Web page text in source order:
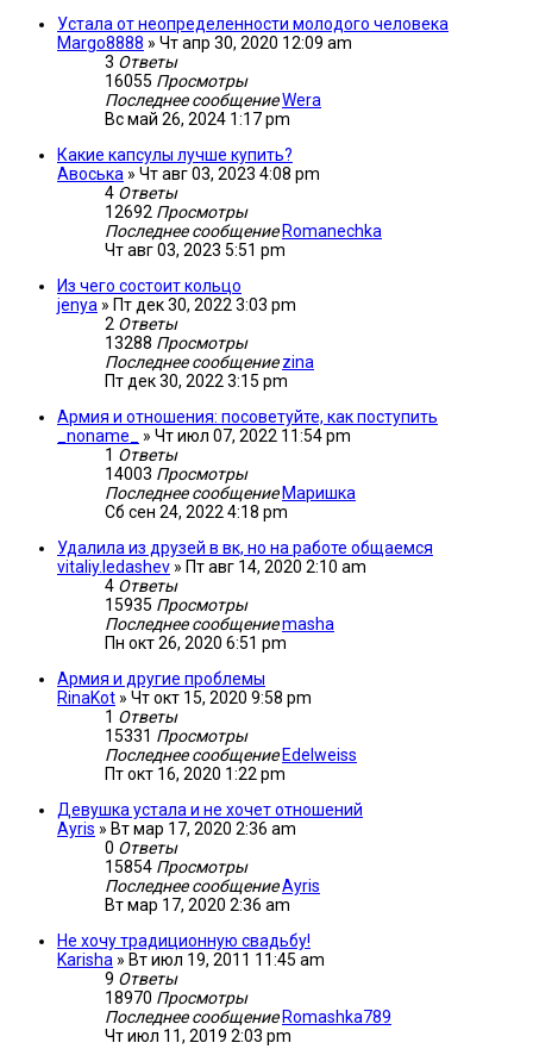
Устала от неопределенности молодого человека
Margo8888 » Чт апр 30, 2020 12:09 am
3 Ответы
16055 Просмотры
Последнее сообщениеWera
Вс май 26, 2024 1:17 pm
Какие капсулы лучше купить?
Авоська » Чт авг 03, 2023 4:08 pm
4 Ответы
12692 Просмотры
Последнее сообщение Romanechka
Чт авг 03, 2023 5:51 pm
Из чего состоит кольцо
jenya » Пт дек 30, 2022 3:03 pm
2 Ответы
13288 Просмотры
Последнее сообщениеzina
Пт дек 30, 2022 3:15 pm
Армия и отношения: посоветуйте, как поступить
_noname_
» Чт июл 07, 2022 11:54 pm
1 Ответы
14003 Просмотры
Последнее сообщение Маришка
Сб сен 24, 2022 4:18 pm
Удалила из друзей в вк, но на работе общаемся
vitaliy.ledashev » Пт авг 14, 2020 2:10 am
4 Ответы
15935 Просмотры
Последнее сообщениеmasha
Пн окт 26, 2020 6:51 pm
Армия и другие проблемы
RinaKot » Чт окт 15, 2020 9:58 pm
1 Ответы
15331 Просмотры
Последнее сообщение Edelweiss
Пт окт 16, 2020 1:22 pm
Девушка устала и не хочет отношений
Ayris » Вт мар 17, 2020 2:36 am
0 Ответы
15854 Просмотры
Последнее сообщениеAyris
Вт мар 17, 2020 2:36 am
Не хочу традиционную свадьбу!
Karisha » Вт июл 19, 2011 11:45 am
9 Ответы
18970 Просмотры
Последнее сообщение Romashka789
Чт июл 11, 2019 2:03 pm